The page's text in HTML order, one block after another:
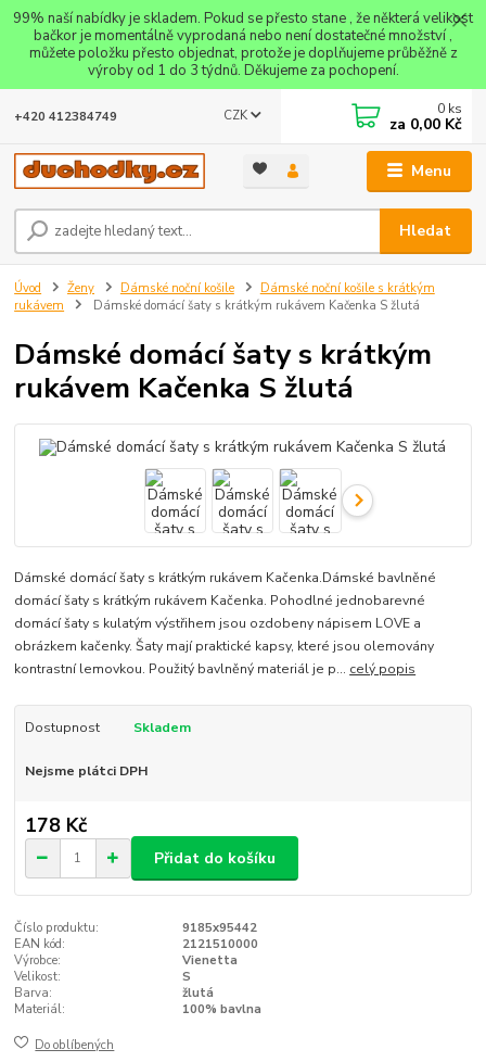
99% naší nabídky je skladem. Pokud se přesto stane , že některá velikost
bačkor je momentálně vyprodaná nebo není dostatečné množství ,
můžete položku přesto objednat, protože je doplňujeme průběžně z
výroby od 1 do 3 týdnů. Děkujeme za pochopení.
Menu
CZK
Hledat
+420 412384749 0 ks
za 0,00 Kč
Úvod Ženy Dámské noční košile
Dámské noční košile s krátkým
rukávem
Dámské domácí šaty s krátkým rukávem Kačenka S žlutá
Dámské domácí šaty s krátkým
rukávem Kačenka S žlutá
Dámské domácí šaty s krátkým rukávem Kačenka.Dámské bavlněné
domácí šaty s krátkým rukávem Kačenka. Pohodlné jednobarevné
domácí šaty s kulatým výstřihem jsou ozdobeny nápisem LOVE a
obrázkem kačenky. Šaty mají praktické kapsy, které jsou olemovány
kontrastní lemovkou. Použitý bavlněný materiál je p... celý popis
Dostupnost Skladem
Nejsme plátci DPH
178 Kč
Přidat do košíku
Číslo produktu:
9185x95442
EAN kód:
2121510000
Výrobce:
Vienetta
Velikost:
S
Barva:
žlutá
Materiál:
100% bavlna
Do oblíbených